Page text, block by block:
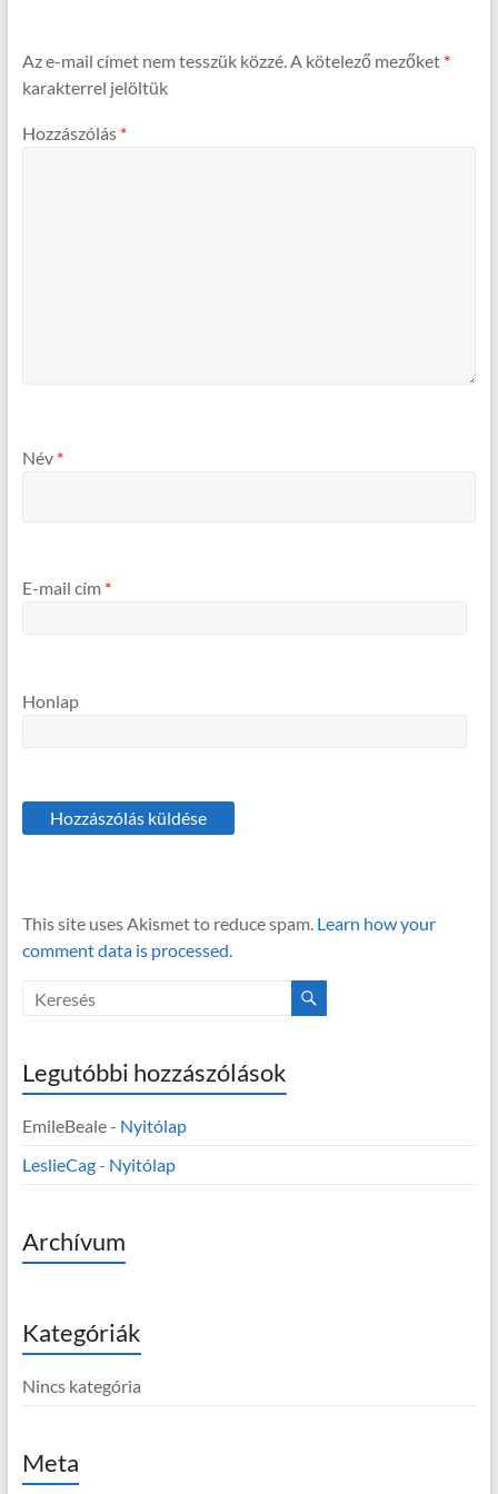
Az e-mail címet nem tesszük közzé. A kötelező mezőket *
karakterrel jelöltük
Hozzászólás *
Név *
E-mail cím *
Honlap
This site uses Akismet to reduce spam. Learn how your
comment data is processed.
Legutóbbi hozzászólások
EmileBeale- Nyitólap
LeslieCag- Nyitólap
Archívum
Kategóriák
Nincs kategória
Meta